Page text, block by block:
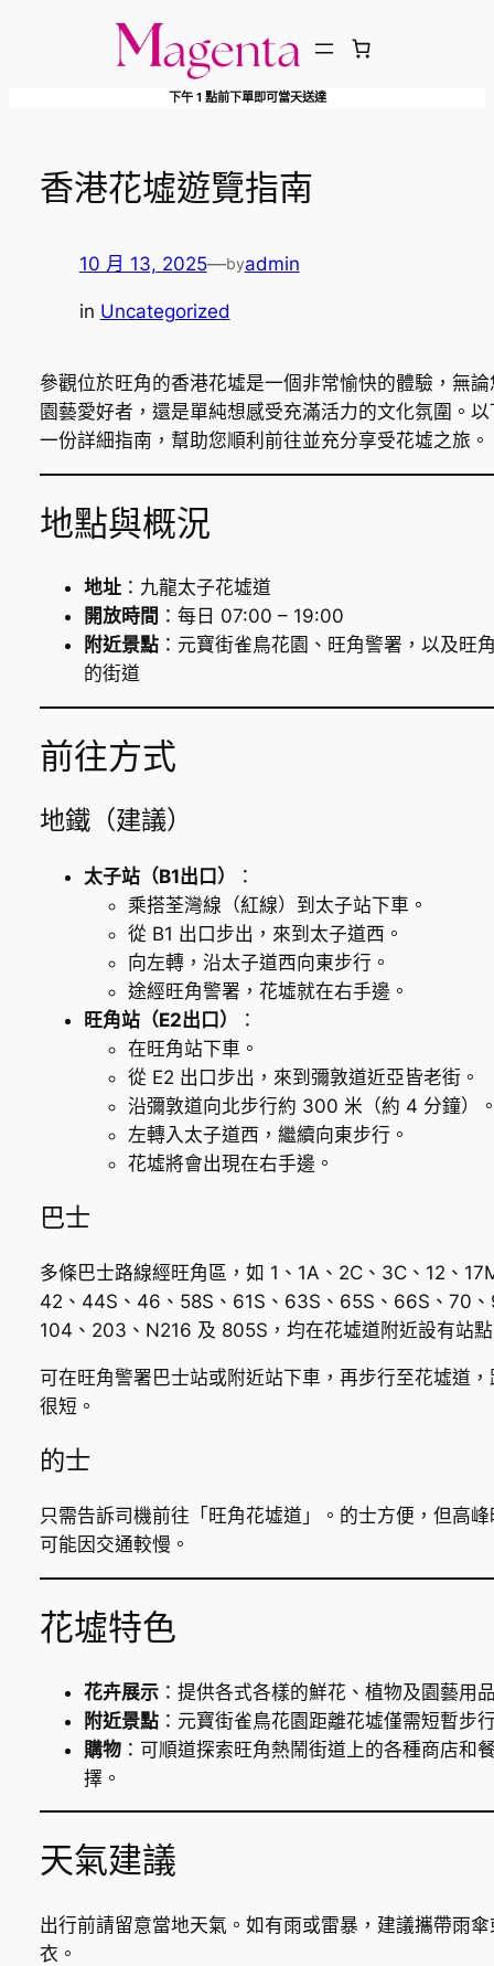
下午 1 點前下單即可當天送達
香港花墟遊覽指南
10 月 13, 2025—byadmin
in Uncategorized
參觀位於旺角的香港花墟是一個非常愉快的體驗，無論
園藝愛好者，還是單純想感受充滿活力的文化氛圍。以
一份詳細指南，幫助您順利前往並充分享受花墟之旅。
地點與概況
地址：九龍太子花墟道
開放時間 ：每日 07:00 – 19:00
附近景點：元寶街雀鳥花園、旺角警署，以及旺
的街道
前往方式
地鐵（建議）
太子站（B1出口）
：
乘搭荃灣線（紅線）到太子站下車。
從 B1 出口步出，來到太子道西。
向左轉，沿太子道西向東步行。
途經旺角警署，花墟就在右手邊。
旺角站（E2出口）
：
在旺角站下車。
從 E2 出口步出，來到彌敦道近亞皆老街。
沿彌敦道向北步行約 300 米（約 4 分鐘）
左轉入太子道西，繼續向東步行。
花墟將會出現在右手邊。
巴士
多條巴士路線經旺角區，如 1、1A、2C、3C、12、
42、44S、46、58S、61S、63S、65S、66S、70
104、203、N216 及 805S，均在花墟道附近設有站
可在旺角警署巴士站或附近站下車，再步行至花墟道，
很短。
的士
只需告訴司機前往「旺角花墟道」。的士方便，但高峰
可能因交通較慢。
花墟特色
花卉展示：提供各式各樣的鮮花、植物及園藝用
附近景點：元寶街雀鳥花園距離花墟僅需短暫步
購物：可順道探索旺角熱鬧街道上的各種商店和
擇。
天氣建議
出行前請留意當地天氣。如有雨或雷暴，建議攜帶雨傘
衣。